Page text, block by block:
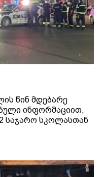
წინ მდებარე
ინფორმაციით,
საჯარო სკოლასთან